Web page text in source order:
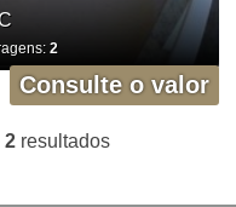
2
Consulte o valor
2resultados